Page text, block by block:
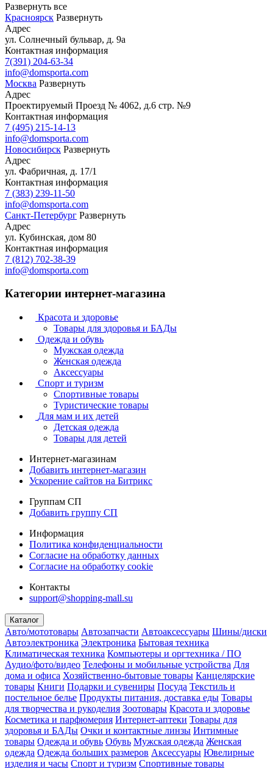
Развернуть все
Красноярск Развернуть
Адрес
ул. Солнечный бульвар, д. 9а
Контактная информация
7(391) 204-63-34
info@domsporta.com
Москва Развернуть
Адрес
Проектируемый Проезд № 4062, д.6 стр. №9
Контактная информация
7 (495) 215-14-13
info@domsporta.com
Новосибирск Развернуть
Адрес
ул. Фабричная, д. 17/1
Контактная информация
7 (383) 239-11-50
info@domsporta.com
Санкт-Петербург Развернуть
Адрес
ул. Кубинская, дом 80
Контактная информация
7 (812) 702-38-39
info@domsporta.com
Категории интернет-магазина
Красота и здоровье
Товары для здоровья и БАДы
Одежда и обувь
Мужская одежда
Женская одежда
Аксессуары
Спорт и туризм
Спортивные товары
Туристические товары
Для мам и их детей
Детская одежда
Товары для детей
Интернет-магазинам
Добавить интернет-магазин
Ускорение сайтов на Битрикс
Группам СП
Добавить группу СП
Информация
Политика конфиденциальности
Согласие на обработку данных
Согласие на обработку cookie
Контакты
support@shopping-mall.su
Каталог
Авто/мототовары Автозапчасти Автоаксессуары Шины/диски
Автоэлектроника Электроника Бытовая техника
Климатическая техника Компьютеры и оргтехника / ПО
Аудио/фото/видео Телефоны и мобильные устройства Для
дома и офиса Хозяйственно-бытовые товары Канцелярские
товары Книги Подарки и сувениры Посуда Текстиль и
постельное белье Продукты питания, доставка еды Товары
для творчества и рукоделия Зоотовары Красота и здоровье
Косметика и парфюмерия Интернет-аптеки Товары для
здоровья и БАДы Очки и контактные линзы Интимные
товары Одежда и обувь Обувь Мужская одежда Женская
одежда Одежда больших размеров Аксессуары Ювелирные
изделия и часы Спорт и туризм Спортивные товары